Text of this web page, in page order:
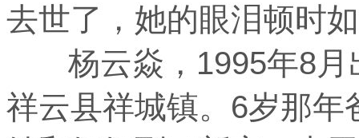
去世了，她的眼泪顿时
杨云焱，1995年8月
祥云县祥城镇。6岁那